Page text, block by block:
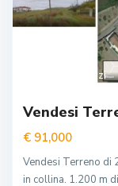
Luzzi
Vendesi
€ 91,000
Vendesi Terreno di
in collina. 1.200 m